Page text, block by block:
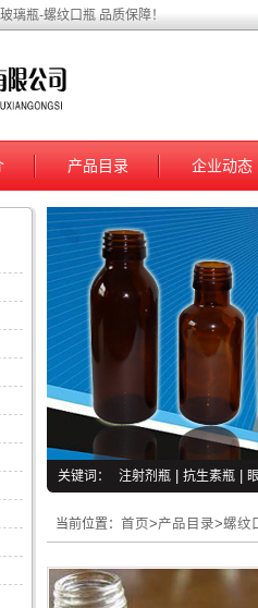
璃瓶-螺纹口瓶 品质保障！
产品目录 企业动态
关键词： 注射剂瓶 抗生素瓶
当前位置： 首页>产品目录>螺纹